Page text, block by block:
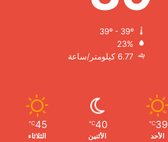
23%
6.77 كيلومتر/ساعة
39
℃
الأحد
40
℃
الأثنين
45
℃
الثلاثاء